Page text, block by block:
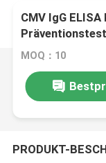
CMV IgG
MOQ：10
PRODUKT-